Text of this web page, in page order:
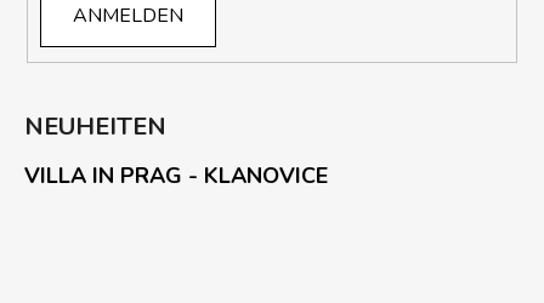
ANMELDEN
NEUHEITEN
VILLA IN PRAG - KLANOVICE